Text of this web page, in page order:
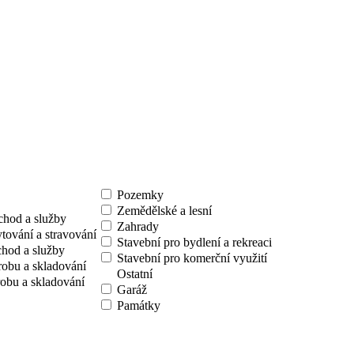
a služby
a stravování
a služby
a skladování
a skladování
Pozemky
Zemědělské a lesní
Zahrady
Stavební pro bydlení a rekreaci
Stavební pro komerční využití
Ostatní
Garáž
Památky